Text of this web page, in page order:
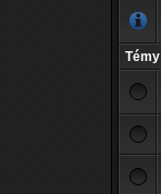
Témy